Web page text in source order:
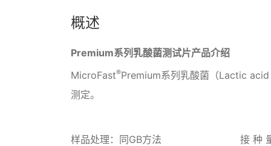
概述
Premium系列乳酸菌测试片产品介绍
MicroFast®Premium系列乳酸菌（Lactic
测定。
样品处理：同GB方法 接 种 量